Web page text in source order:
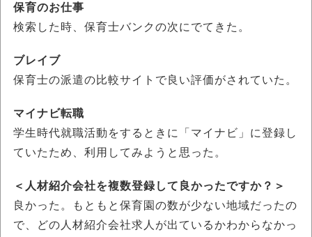
保育のお仕事
検索した時、保育士バンクの次にでてきた。
ブレイブ
保育士の派遣の比較サイトで良い評価がされていた。
マイナビ転職
学生時代就職活動をするときに「マイナビ」に登録し
ていたため、利用してみようと思った。
＜人材紹介会社を複数登録して良かったですか？＞
良かった。もともと保育園の数が少ない地域だったの
で、どの人材紹介会社求人が出ているかわからなかっ